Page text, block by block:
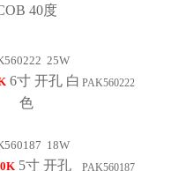
40度
25W
6寸 开孔 白
色
PAK560222
18W
5寸 开孔
PAK560187